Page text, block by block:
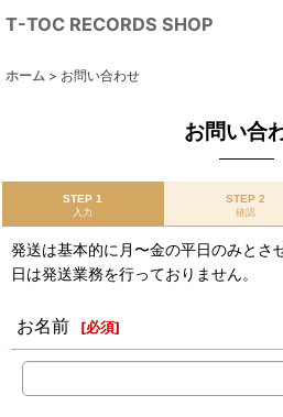
T-TOC RECORDS SHOP
ホーム > お問い合わせ
お問い合
STEP 1
入力
STEP 2
確認
発送は基本的に月〜金の平日のみとさ
日は発送業務を行っておりません。
お名前 [必須]